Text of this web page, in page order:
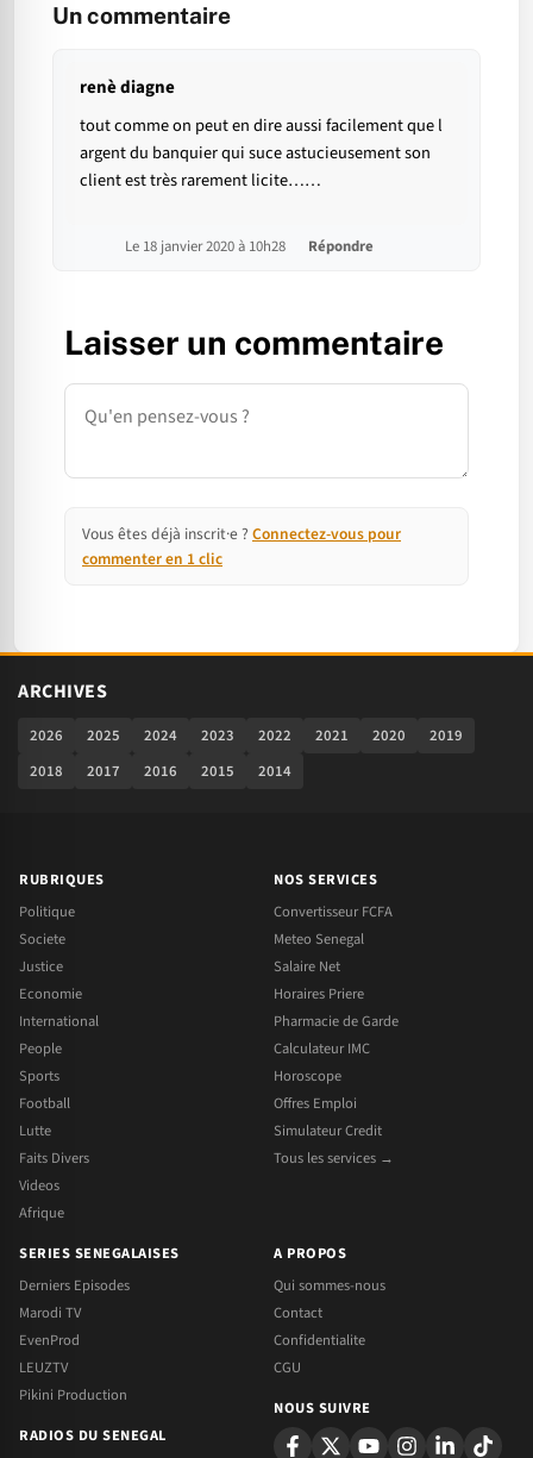
Un commentaire
renè diagne
tout comme on peut en dire aussi facilement que l
argent du banquier qui suce astucieusement son
client est très rarement licite……
Le 18 janvier 2020 à 10h28 Répondre
Laisser un commentaire
Commentaire
Vous êtes déjà inscrit·e ? Connectez-vous pour
commenter en 1 clic
ARCHIVES
2026 2025 2024 2023 2022 2021 2020
2019
2018
2017 2016 2015 2014
RUBRIQUES
Politique
Societe
Justice
Economie
International
People
Sports
Football
Lutte
Faits Divers
Videos
Afrique
NOS SERVICES
Convertisseur FCFA
Meteo Senegal
Salaire Net
Horaires Priere
Pharmacie de Garde
Calculateur IMC
Horoscope
Offres Emploi
Simulateur Credit
Tous les services →
SERIES SENEGALAISES
Derniers Episodes
Marodi TV
EvenProd
LEUZTV
Pikini Production
RADIOS DU SENEGAL
A PROPOS
Qui sommes-nous
Contact
Confidentialite
CGU
NOUS SUIVRE